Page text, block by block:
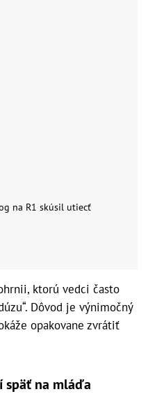
na R1 skúsil utiecť
ktorú vedci často
Dôvod je výnimočný
opakovane zvrátiť
späť na mláďa